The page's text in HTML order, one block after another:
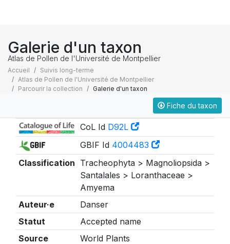
Galerie d'un taxon
Atlas de Pollen de l'Université de Montpellier
Accueil
Suivis long-terme
Atlas de Pollen de l'Université de Montpellier
Parcourir la collection
Galerie d'un taxon
Fiche du taxon
CoL Id D92L
GBIF Id 4004483
Classification Tracheophyta > Magnoliopsida >
Santalales > Loranthaceae >
Amyema
Auteur·e
Danser
Statut
Accepted name
Source
World Plants